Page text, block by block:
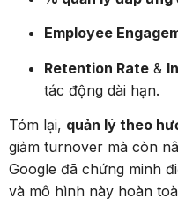
Employee
Retention Rate &
tác động dài hạn.
Tóm lại, quản lý theo
giảm turnover mà còn
Google đã chứng minh
và mô hình này hoàn